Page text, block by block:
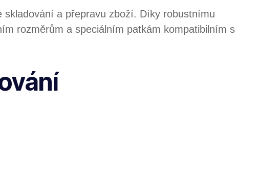
skladování a přepravu zboží. Díky robustnímu
rozměrům a speciálním patkám kompatibilním s